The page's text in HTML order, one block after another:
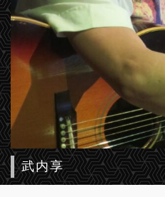
武内享